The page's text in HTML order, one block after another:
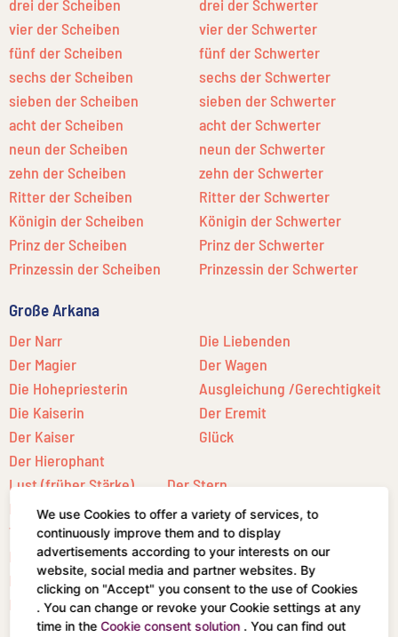
drei der Scheiben
vier der Scheiben
fünf der Scheiben
sechs der Scheiben
sieben der Scheiben
acht der Scheiben
neun der Scheiben
zehn der Scheiben
Ritter der Scheiben
Königin der Scheiben
Prinz der Scheiben
Prinzessin der Scheiben
drei der Schwerter
vier der Schwerter
fünf der Schwerter
sechs der Schwerter
sieben der Schwerter
acht der Schwerter
neun der Schwerter
zehn der Schwerter
Ritter der Schwerter
Königin der Schwerter
Prinz der Schwerter
Prinzessin der Schwerter
Große Arkana
Der Narr
Der Magier
Die Hohepriesterin
Die Kaiserin
Der Kaiser
Der Hierophant
Die Liebenden
Der Wagen
Ausgleichung /Gerechtigkeit
Der Eremit
Glück
Lust (früher Stärke)
Der Gehängte
Tod
Kunst (früher Mäßigkeit)
Der Teufel
Der Turm
Der Stern
Der Mond
Die Sonne
Das Aeon / jüngste
Gericht
Das Universum
We use Cookies to offer a variety of services, to
continuously improve them and to display
advertisements according to your interests on our
website, social media and partner websites. By
clicking on "Accept" you consent to the use of Cookies
. You can change or revoke your Cookie settings at any
time in theCookie consent solution . You can find out